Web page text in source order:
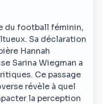
du football féminin,
Sa déclaration
Hannah
Sarina Wiegman a
Ce passage
révèle à quel
la perception